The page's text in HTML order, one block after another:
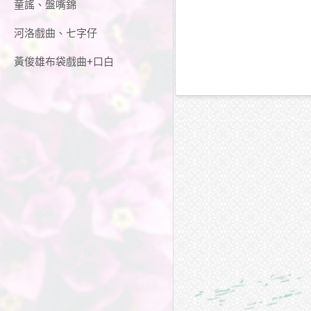
童謠、盤嘴錦
河洛戲曲、七字仔
黃俊雄布袋戲曲+口白